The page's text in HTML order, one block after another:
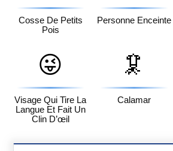
Cosse De Petits
Pois
Personne Enceinte
😜
Visage Qui Tire La
Langue Et Fait Un
Clin D’œil
🦑
Calamar